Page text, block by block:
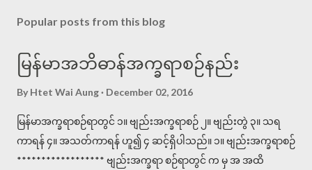
Popular posts from this blog
မြန်မာအဘိဓာန်အက္ခရာစဉ်နည်း
By Htet Wai Aung December 02, 2016
မြန်မာအက္ခရာစဉ်ရာတွင် ၁။ ဗျည်းအက္ခရာစဉ် ၂။ ဗျည်းတွဲ ၃။ သရ
ကာရန် ၄။ အသတ်ကာရန် ဟူ၍ ၄ ဆင့်ရှိပါသည်။ ၁။ ဗျည်းအက္ခရာစဉ်
****************** ဗျည်းအက္ခရာ စဉ်ရာတွင် က မှ အ အထိ